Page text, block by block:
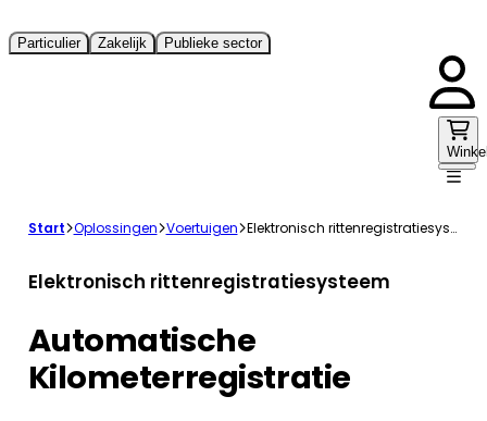
Particulier Zakelijk Publieke sector
Start Oplossingen Voertuigen Elektronisch rittenregistratiesysteem
Elektronisch rittenregistratiesysteem
Automatische
Kilometerregistratie